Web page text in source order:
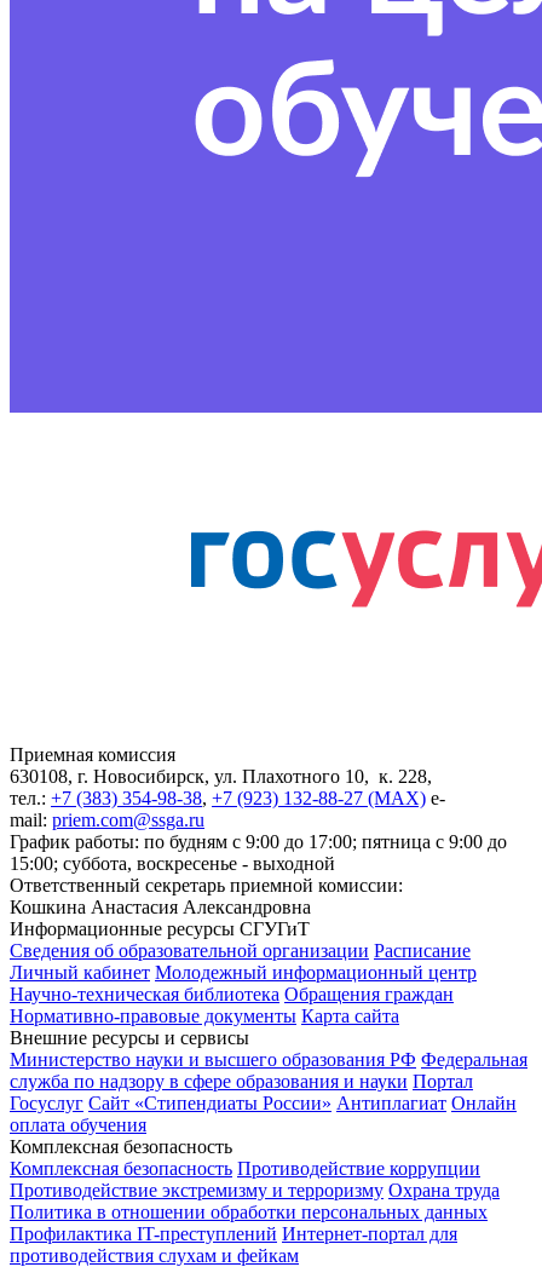
Приемная комиссия
630108, г. Новосибирск, ул. Плахотного 10, к. 228,
тел.: +7 (383) 354-98-38, +7 (923) 132-88-27 (MAX) e-
mail: priem.com@ssga.ru
График работы: по будням с 9:00 до 17:00; пятница с 9:00 до
15:00; суббота, воскресенье - выходной
Ответственный секретарь приемной комиссии:
Кошкина Анастасия Александровна
Информационные ресурсы СГУГиТ
Сведения об образовательной организации Расписание
Личный кабинет Молодежный информационный центр
Научно-техническая библиотека Обращения граждан
Нормативно-правовые документы Карта сайта
Внешние ресурсы и сервисы
Министерство науки и высшего образования РФ Федеральная
служба по надзору в сфере образования и науки Портал
Госуслуг Сайт «Стипендиаты России» Антиплагиат Онлайн
оплата обучения
Комплексная безопасность
Комплексная безопасность Противодействие коррупции
Противодействие экстремизму и терроризму Охрана труда
Политика в отношении обработки персональных данных
Профилактика IT-преступлений Интернет-портал для
противодействия слухам и фейкам